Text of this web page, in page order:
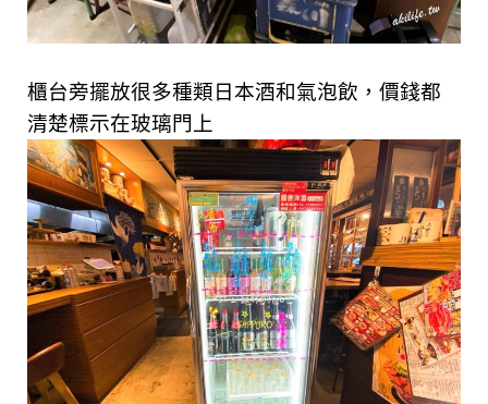
櫃台旁擺放很多種類日本酒和氣泡飲，價錢都
清楚標示在玻璃門上